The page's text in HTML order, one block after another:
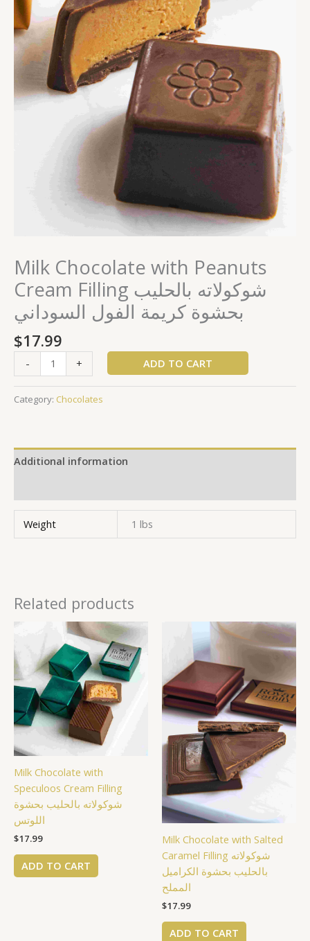
Milk Chocolate with Peanuts
Cream Filling شوكولاته بالحليب
بحشوة كريمة الفول السوداني
$17.99
-
quantity
+ ADD TO CART
Category: Chocolates
Additional information
Weight 1 lbs
Related products
Milk Chocolate with
Speculoos Cream Filling
شوكولاته بالحليب بحشوة
اللوتس
$17.99
ADD TO CART
Milk Chocolate with Salted
Caramel Filling شوكولاته
بالحليب بحشوة الكراميل
المملح
$17.99
ADD TO CART